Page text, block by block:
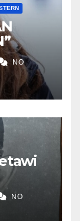
NO
NO